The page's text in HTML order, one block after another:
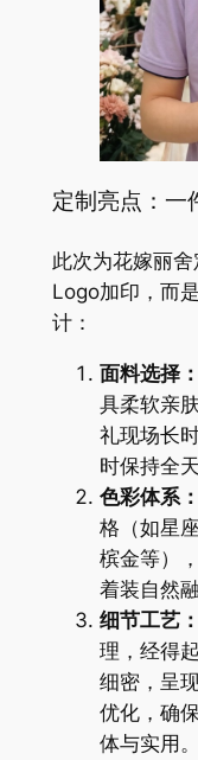
定制亮点：一
此次为花嫁丽
Logo加印，而
计：
面料选择：
具柔软亲
礼现场长
时保持全
色彩体系：
格（如星
槟金等）
着装自然
细节工艺：
理，经得
细密，呈
优化，确
体与实用。